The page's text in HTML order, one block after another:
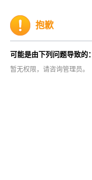
抱歉
可能是由下列问题导致的：
暂无权限，请咨询管理员。